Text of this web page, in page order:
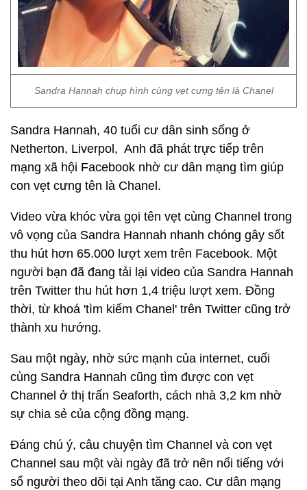
Sandra Hannah chụp hình cùng vẹt cưng tên là Chanel
Sandra Hannah, 40 tuổi cư dân sinh sống ở
Netherton, Liverpol, Anh đã phát trực tiếp trên
mạng xã hội Facebook nhờ cư dân mạng tìm giúp
con vẹt cưng tên là Chanel.
Video vừa khóc vừa gọi tên vẹt cùng Channel trong
vô vọng của Sandra Hannah nhanh chóng gây sốt
thu hút hơn 65.000 lượt xem trên Facebook. Một
người bạn đã đang tải lại video của Sandra Hannah
trên Twitter thu hút hơn 1,4 triệu lượt xem. Đồng
thời, từ khoá 'tìm kiếm Chanel' trên Twitter cũng trở
thành xu hướng.
Sau một ngày, nhờ sức mạnh của internet, cuối
cùng Sandra Hannah cũng tìm được con vẹt
Channel ở thị trấn Seaforth, cách nhà 3,2 km nhờ
sự chia sẻ của cộng đồng mạng.
Đáng chú ý, câu chuyện tìm Channel và con vẹt
Channel sau một vài ngày đã trở nên nổi tiếng với
số người theo dõi tại Anh tăng cao. Cư dân mạng